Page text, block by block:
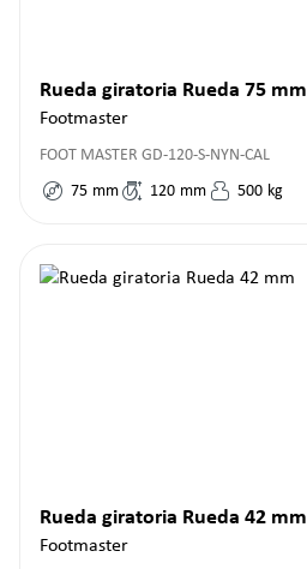
Rueda giratoria Rueda 75 mm
Footmaster
FOOT MASTER GD-120-S-NYN-CAL
75 mm 120 mm 500 kg
Rueda giratoria Rueda 42 mm
Footmaster